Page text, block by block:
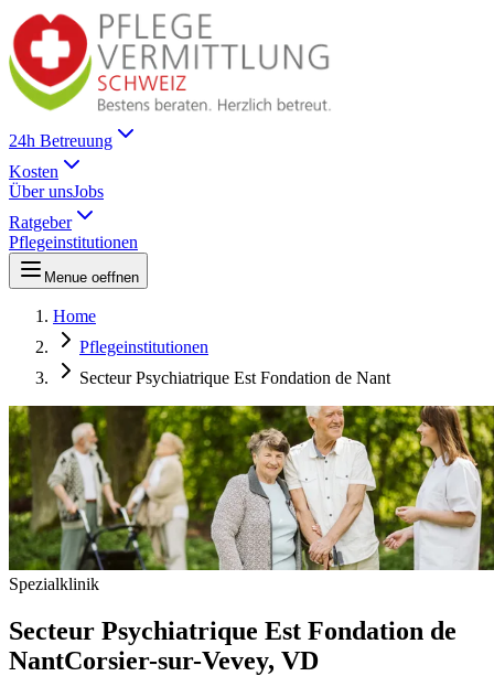
24h Betreuung
Kosten
Über unsJobs
Ratgeber
Pflegeinstitutionen
Menue oeffnen
Home
Pflegeinstitutionen
Secteur Psychiatrique Est Fondation de Nant
Spezialklinik
Secteur Psychiatrique Est Fondation de
NantCorsier-sur-Vevey, VD